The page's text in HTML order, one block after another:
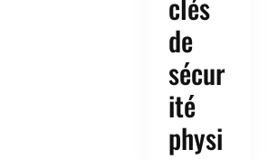
de
sécur
ité
physi